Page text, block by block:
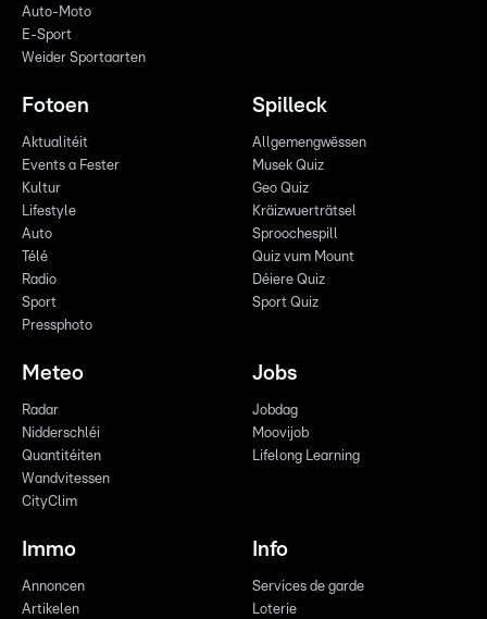
Auto-Moto
E-Sport
Weider Sportaarten
Fotoen
Aktualitéit
Events a Fester
Kultur
Lifestyle
Auto
Télé
Radio
Sport
Pressphoto
Spilleck
Allgemengwëssen
Musek Quiz
Geo Quiz
Kräizwuerträtsel
Sproochespill
Quiz vum Mount
Déiere Quiz
Sport Quiz
Meteo
Radar
Nidderschléi
Quantitéiten
Wandvitessen
CityClim
Jobs
Jobdag
Moovijob
Lifelong Learning
Immo
Annoncen
Artikelen
Info
Services de garde
Loterie